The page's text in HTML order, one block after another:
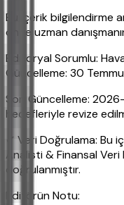
Bu içerik bilgilendirme
önce uzman
Editoryal Sorumlu:
Güncelleme: 30
Son Güncelleme:
hedefleriyle revize
✔ Veri Doğrulama: Bu
Analisti & Finansal Veri
doğrulanmıştır.
Editörün Notu: